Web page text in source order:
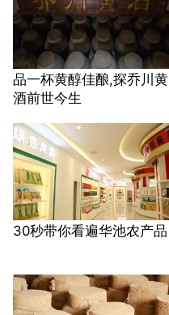
品一杯黄醇佳酿,探乔川黄
酒前世今生
30秒带你看遍华池农产品